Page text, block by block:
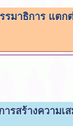
รมาธิการ แตก
รสร้างความ